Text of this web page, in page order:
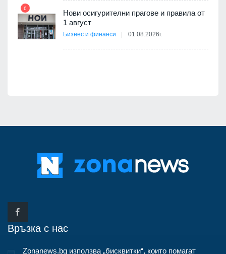
6
Нови осигурителни прагове и правила от
1 август
Бизнес и финанси 01.08.2026г.
Връзка с нас
Zonanews.bg използва „бисквитки“, които помагат